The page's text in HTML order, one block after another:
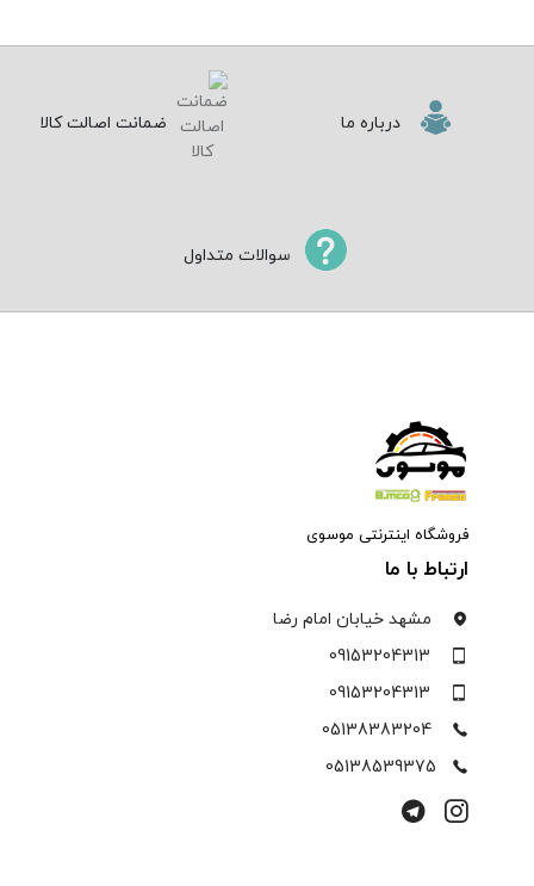
درباره ما ضمانت اصالت کالا
سوالات متداول
فروشگاه اینترنتی موسوی
ارتباط با ما
مشهد خیابان امام رضا
09153204313
09153204313
05138383204
05138539375